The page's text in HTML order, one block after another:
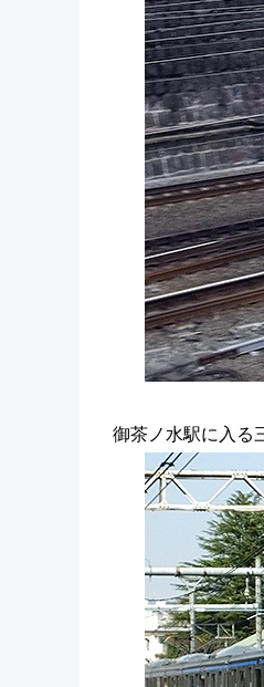
御茶ノ水駅に入る